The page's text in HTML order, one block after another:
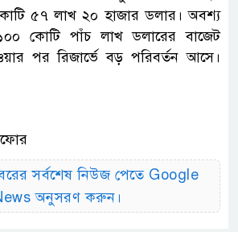
৫৭ লাখ ২০ হাজার ডলার। অবশ্য
কোটি পাঁচ লাখ ডলারের বাজেট
পর রিজার্ভে বড় পরিবর্তন আসে।
সর্বশেষ নিউজ পেতে Google
অনুসরণ করুন।